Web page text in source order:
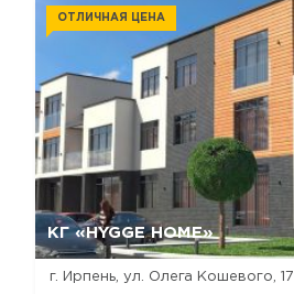
КГ «HYGGE HOME»
ОТЛИЧНАЯ ЦЕНА
г. Ирпень, ул. Олега Кошевого, 17
Да, удалить Отмена